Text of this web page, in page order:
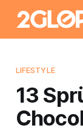
LIFESTYLE
13